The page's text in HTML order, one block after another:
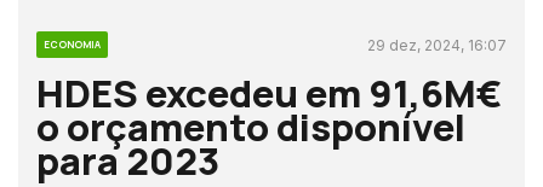
ECONOMIA 29 dez, 2024, 16:07
HDES excedeu em 91,6M€
o orçamento disponível
para 2023